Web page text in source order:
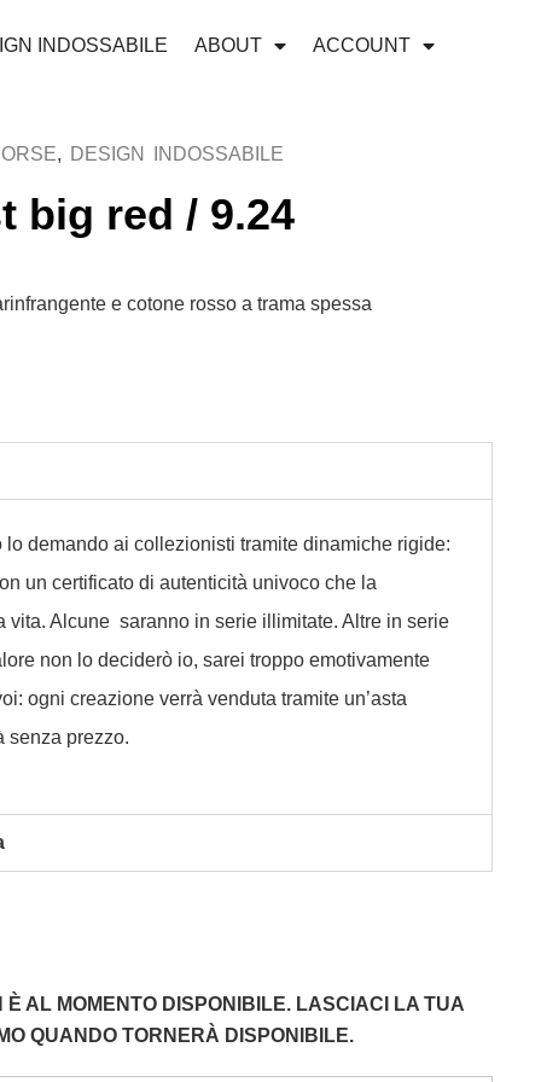
INDOSSABILE ABOUT ACCOUNT
, DESIGN INDOSSABILE
big red / 9.24
e cotone rosso a trama spessa
lo demando ai collezionisti tramite dinamiche rigide:
un certificato di autenticità univoco che la
vita. Alcune saranno in serie illimitate. Altre in serie
non lo deciderò io, sarei troppo emotivamente
ogni creazione verrà venduta tramite un’asta
senza prezzo.
È AL MOMENTO DISPONIBILE. LASCIACI LA TUA
QUANDO TORNERÀ DISPONIBILE.